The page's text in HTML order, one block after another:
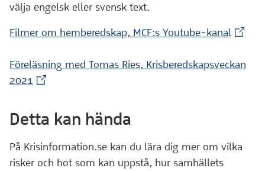
välja engelsk eller svensk text.
Filmer om hemberedskap, MCF:s Youtube-kanal
Föreläsning med Tomas Ries, Krisberedskapsveckan
2021 (Extern webbplats)
Detta kan hända
På Krisinformation.se kan du lära dig mer om vilka
risker och hot som kan uppstå, hur samhällets